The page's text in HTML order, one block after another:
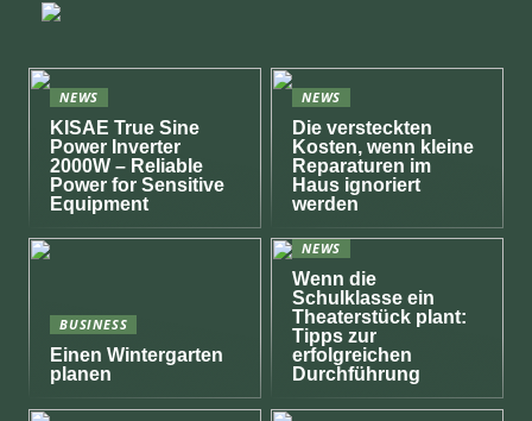
NEWS
KISAE True Sine
Power Inverter
2000W – Reliable
Power for Sensitive
Equipment
NEWS
Die versteckten
Kosten, wenn kleine
Reparaturen im
Haus ignoriert
werden
BUSINESS
Einen Wintergarten
planen
NEWS
Wenn die
Schulklasse ein
Theaterstück plant:
Tipps zur
erfolgreichen
Durchführung